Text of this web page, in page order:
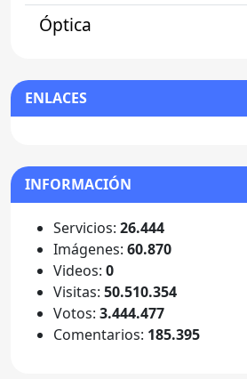
Óptica
ENLACES
INFORMACIÓN
Servicios: 26.444
Imágenes: 60.870
Videos: 0
Visitas: 50.510.354
Votos: 3.444.477
Comentarios: 185.395